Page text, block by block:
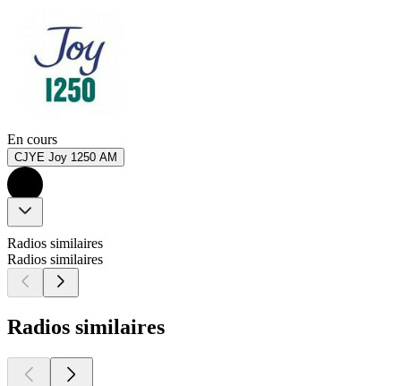
En cours
CJYE Joy 1250 AM
Radios similaires
Radios similaires
Radios similaires